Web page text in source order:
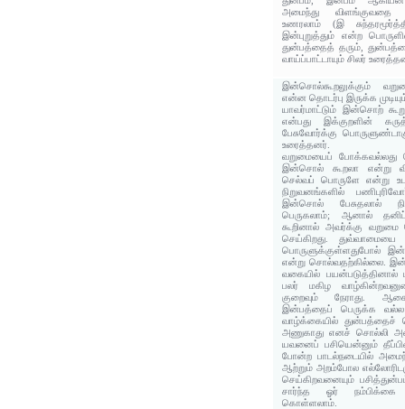
அமைந்து விளங்குவதை
உணரலாம் (இ
இன்புறுத்தும் என்ற
துன்பத்தைத் தரும்,
வாய்ப்பாட்டாயும் சிலர்
இன்சொல்கூறலுக்கும்
என்ன தொடர்பு இருக்க
யாவர்மாட்டும் இன்சொற்
என்பது இக்குறளின்
பேசுவோர்க்கு
உரைத்தனர்.
வறுமையைப் போக்கவல்லது
இன்சொல் கூறலா என்று
செல்வப் பொருளே என்று
நிறுவனங்களில்
இன்சொல் பேசுதலால்
பெருகலாம்; ஆனால்
கூறினால் அவர்க்கு வறுமை
செய்கிறது.
பொருளுக்குள்ளதுபோல்
என்று சொல்வதற்கில்லை.
வகையில் பயன்படுத்தினால்
பலர் மகிழ
குறைவும் நேராது.
இன்பத்தைப் பெருக்க
வாழ்க்கையில் துன்பத்தைச்
அணுகாது எனச் சொல்லி
யவனைப் பசியென்னும்
போன்ற பாடல்நடையில்
ஆற்றும் அறம்போல
செய்கிறவனையும்
சார்ந்த ஓர் நம்பிக்கை
கொள்ளலாம்.